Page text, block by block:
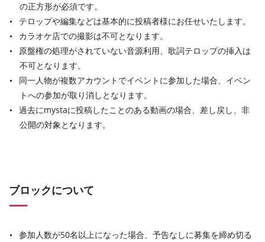
の正方形が必須です。
テロップや編集などは基本的に投稿者様にお任せいたします。
カラオケ店での撮影は不可となります。
原盤権の処理がされていない音源利用、歌詞テロップの挿入は
不可となります。
同一人物が複数アカウントでイベントに参加した場合、イベン
トへの参加が取り消しとなります。
過去にmystaに投稿したことのある動画の場合、差し戻し、非
公開の対象となります。
ブロックについて
参加人数が50名以上になった場合、予告なしに募集を締め切る